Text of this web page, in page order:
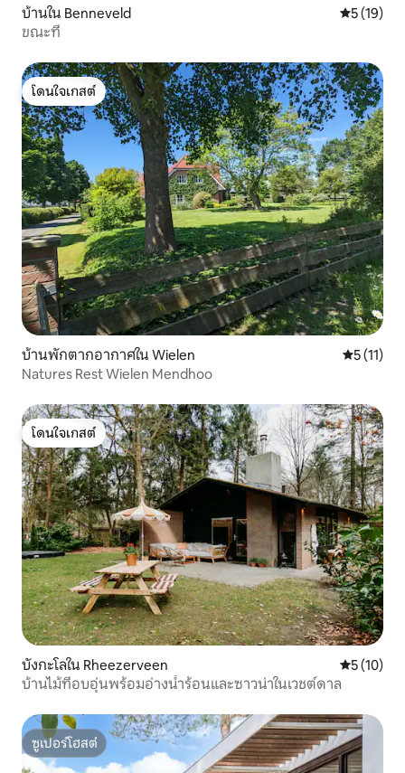
บ้านใน Benneveld คะแนนเฉลี่
5 (19)
ขณะที่
โดนใจเกสต์
โดนใจเกสต์
บ้านพักตากอากาศใน Wielen คะแนนเฉ
5 (11)
Natures Rest Wielen Mendhoo
โดนใจเกสต์
โดนใจเกสต์
บังกะโลใน Rheezerveen คะแนนเฉลี่
5 (10)
บ้านไม้ที่อบอุ่นพร้อมอ่างน้ำร้อนและซาวน่าในเวชต์ดาล
ซูเปอร์โฮสต์
ซูเปอร์โฮสต์